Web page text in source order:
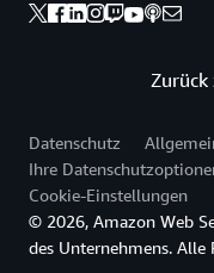
Zurück
Datenschutz
Ihre
Cookie-Einstellungen
© 2026, Amazon Web
des Unternehmens. Alle